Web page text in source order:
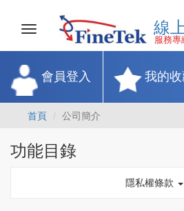
Toggle
navigation
我的
會員登入
首頁 公司簡介
功能目錄
隱私權條款